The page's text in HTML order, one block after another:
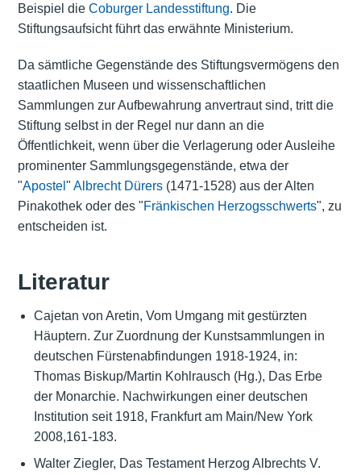
Beispiel die Coburger Landesstiftung. Die
Stiftungsaufsicht führt das erwähnte Ministerium.
Da sämtliche Gegenstände des Stiftungsvermögens den
staatlichen Museen und wissenschaftlichen
Sammlungen zur Aufbewahrung anvertraut sind, tritt die
Stiftung selbst in der Regel nur dann an die
Öffentlichkeit, wenn über die Verlagerung oder Ausleihe
prominenter Sammlungsgegenstände, etwa der
"Apostel " Albrecht Dürers(1471-1528) aus der Alten
Pinakothek oder des "Fränkischen Herzogsschwerts", zu
entscheiden ist.
Literatur
Cajetan von Aretin, Vom Umgang mit gestürzten
Häuptern. Zur Zuordnung der Kunstsammlungen in
deutschen Fürstenabfindungen 1918-1924, in:
Thomas Biskup/Martin Kohlrausch (Hg.), Das Erbe
der Monarchie. Nachwirkungen einer deutschen
Institution seit 1918, Frankfurt am Main/New York
2008,161-183.
Walter Ziegler, Das Testament Herzog Albrechts V.